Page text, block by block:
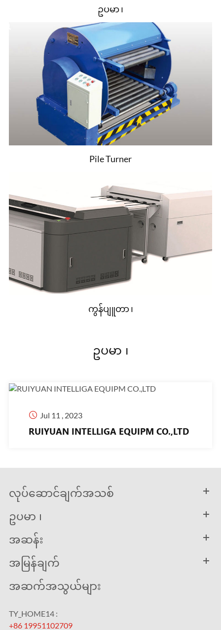
ဥပမာ ၊
Pile Turner
ကွန်ပျူတာ ၊
ဥပမာ ၊
 Jul 11 , 2023
RUIYUAN INTELLIGA EQUIPM CO.,LTD
လုပ်ဆောင်ချက်အသစ်
ဥပမာ ၊
အဆန်း
အမြန်ချက်
အဆက်အသွယ်များ
TY_HOME14 :
+86 19951102709